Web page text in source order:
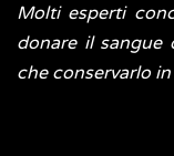
Molti esperti
donare il sangue
che conservarlo